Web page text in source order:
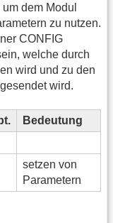
dem Modul
zu nutzen.
CONFIG
welche durch
wird und zu den
wird.
Bedeutung
setzen von
Parametern